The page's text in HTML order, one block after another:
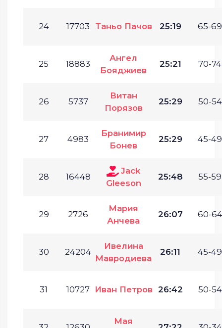
24 17703 Таньо Пачов 25:19 65-
25 18883
Ангел
Бояджиев
25:21 70-
26 5737
Витан
Порязов
25:29 50-
27 4983
Бранимир
Бонев
25:29 45-
28 16448
Jack
Gleeson
25:48 55-
29 2726
Мария
Анчева
26:07 60-
30 24204
Ивелина
Мавродиева
26:11 45-
31 10727 Иван Петров 26:42 50-
Мая